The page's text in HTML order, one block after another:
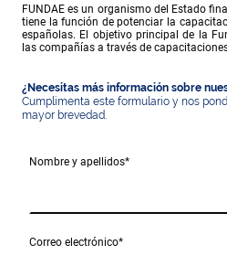
FUNDAE es un organismo del Estado
tiene la función de potenciar la
españolas. El objetivo principal de la
las compañías a través de
¿Necesitas más información sobre
Cumplimenta este formulario y nos
mayor brevedad.
Nombre y apellidos*
Correo electrónico*